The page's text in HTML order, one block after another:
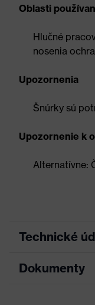
Oblasti
Hlučné
nosenia
Upozornenia
Šnúrky sú
Upozornenie k
Alternatívne:
Technické
Dokumenty